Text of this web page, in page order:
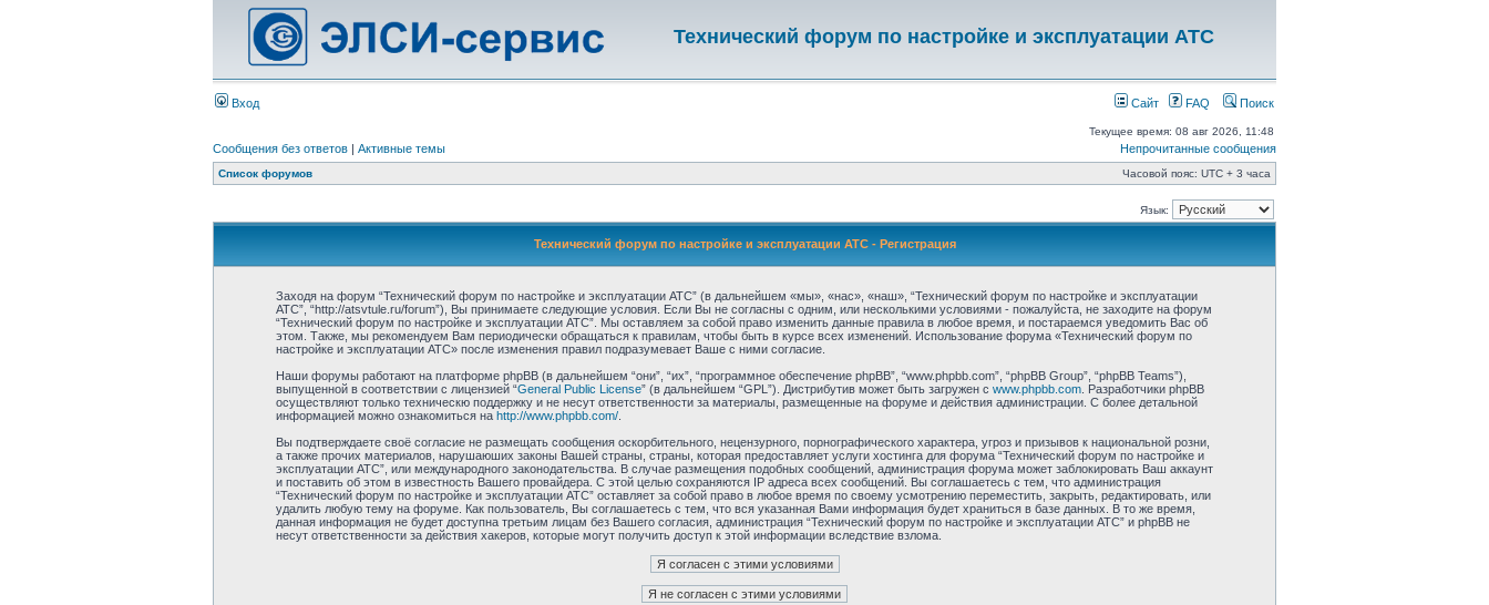
Технический форум по настройке и эксплуатации АТС
Вход Сайт FAQ Поиск
Текущее время: 08 авг 2026, 11:48
Сообщения без ответов | Активные темы Непрочитанные сообщения
Список форумов Часовой пояс: UTC + 3 часа
Язык:
Технический форум по настройке и эксплуатации АТС - Регистрация
Заходя на форум “Технический форум по настройке и эксплуатации АТС” (в дальнейшем «мы», «нас», «наш», “Технический форум по настройке и эксплуатации
АТС”, “http://atsvtule.ru/forum”), Вы принимаете следующие условия. Если Вы не согласны с одним, или несколькими условиями - пожалуйста, не заходите на форум
“Технический форум по настройке и эксплуатации АТС”. Мы оставляем за собой право изменить данные правила в любое время, и постараемся уведомить Вас об
этом. Также, мы рекомендуем Вам периодически обращаться к правилам, чтобы быть в курсе всех изменений. Использование форума «Технический форум по
настройке и эксплуатации АТС» после изменения правил подразумевает Ваше с ними согласие.
Наши форумы работают на платформе phpBB (в дальнейшем “они”, “их”, “программное обеспечение phpBB”, “www.phpbb.com”, “phpBB Group”, “phpBB Teams”),
выпущенной в соответствии с лицензией “General Public License” (в дальнейшем “GPL”). Дистрибутив может быть загружен с www.phpbb.com. Разработчики phpBB
осуществляют только техническю поддержку и не несут ответственности за материалы, размещенные на форуме и действия администрации. С более детальной
информацией можно ознакомиться на http://www.phpbb.com/.
Вы подтверждаете своё согласие не размещать сообщения оскорбительного, нецензурного, порнографического характера, угроз и призывов к национальной розни,
а также прочих материалов, нарушаюших законы Вашей страны, страны, которая предоставляет услуги хостинга для форума “Технический форум по настройке и
эксплуатации АТС”, или международного законодательства. В случае размещения подобных сообщений, администрация форума может заблокировать Ваш аккаунт
и поставить об этом в известность Вашего провайдера. С этой целью сохраняются IP адреса всех сообщений. Вы соглашаетесь с тем, что администрация
“Технический форум по настройке и эксплуатации АТС” оставляет за собой право в любое время по своему усмотрению переместить, закрыть, редактировать, или
удалить любую тему на форуме. Как пользователь, Вы соглашаетесь с тем, что вся указанная Вами информация будет храниться в базе данных. В то же время,
данная информация не будет доступна третьим лицам без Вашего согласия, администрация “Технический форум по настройке и эксплуатации АТС” и phpBB не
несут ответственности за действия хакеров, которые могут получить доступ к этой информации вследствие взлома.